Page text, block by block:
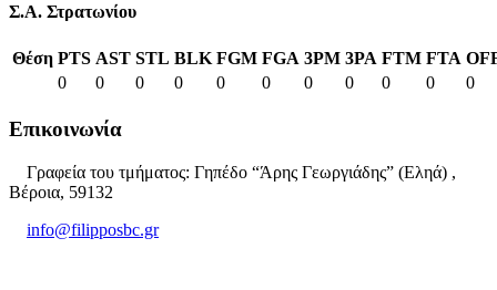
Σ.Α. Στρατωνίου
Θέση PTS AST STL BLK FGM FGA 3PM 3PA FTM FTA
0
0 0 0 0 0 0 0 0 0 0
Επικοινωνία
Γραφεία του τμήματος: Γηπέδο “Άρης Γεωργιάδης” (Εληά) ,
Βέροια, 59132
info@filipposbc.gr